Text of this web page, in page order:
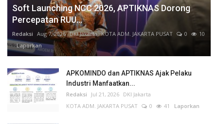
Soft Launching NCC 2026, APTIKNAS Dorong
Percepatan RUU...
Redaksi Aug 7, 2026 DKI Jakarta KOTA ADM. JAKARTA PUSAT 0
10
Laporkan
APKOMINDO dan APTIKNAS Ajak Pelaku
Industri Manfaatkan...
Redaksi Jul 21, 2026 DKI Jakarta
KOTA ADM. JAKARTA PUSAT
0 41 Laporkan